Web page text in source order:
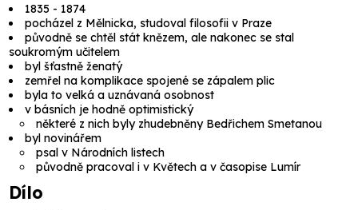
1835 - 1874
pocházel z Mělnicka, studoval filosofii v Praze
původně se chtěl stát knězem, ale nakonec se stal
soukromým učitelem
byl šťastně ženatý
zemřel na komplikace spojené se zápalem plic
byla to velká a uznávaná osobnost
v básních je hodně optimistický
některé z nich byly zhudebněny Bedřichem Smetanou
byl novinářem
psal v Národních listech
původně pracoval i v Květech a v časopise Lumír
Dílo